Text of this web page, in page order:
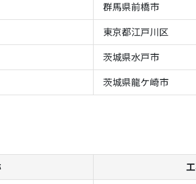
群馬県前橋市
東京都江戸川区
茨城県水戸市
茨城県龍ケ崎市